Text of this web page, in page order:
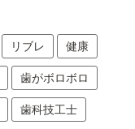
リブレ 健康
歯がボロボロ
歯科技工士